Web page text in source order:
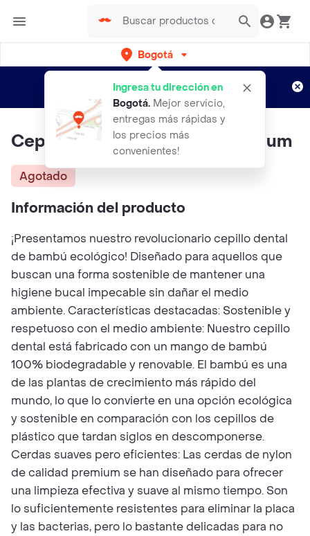
Bogotá
Ingresa tu dirección en
Bogotá. Mejor servicio,
entregas más rápidas y
los precios más
convenientes!
envíos gratis por semanas
Aplican TyC
Cepillo Dental De Bambu Premium
Agotado
Información del producto
¡Presentamos nuestro revolucionario cepillo dental
de bambú ecológico! Diseñado para aquellos que
buscan una forma sostenible de mantener una
higiene bucal impecable sin dañar el medio
ambiente. Características destacadas: Sostenible y
respetuoso con el medio ambiente: Nuestro cepillo
dental está fabricado con un mango de bambú
100% biodegradable y renovable. El bambú es una
de las plantas de crecimiento más rápido del
mundo, lo que lo convierte en una opción ecológica
y sostenible en comparación con los cepillos de
plástico que tardan siglos en descomponerse.
Cerdas suaves pero eficientes: Las cerdas de nylon
de calidad premium se han diseñado para ofrecer
una limpieza efectiva y suave al mismo tiempo. Son
lo suficientemente resistentes para eliminar la placa
y las bacterias, pero lo bastante delicadas para no